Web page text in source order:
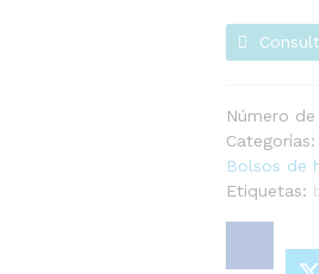
Número
Categorías:
Bolsos de
Etiquetas: